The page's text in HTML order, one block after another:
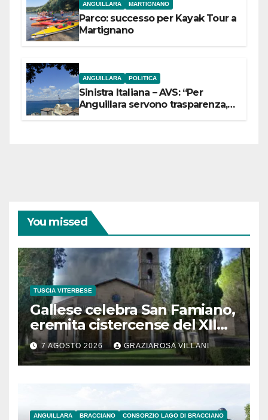
ANGUILLARA MARTIGNANO
Parco: successo per Kayak Tour a
Martignano
ANGUILLARA POLITICA
Sinistra Italiana – AVS: “Per
Anguillara servono trasparenza,
You missed
TUSCIA VITERBESE
Gallese celebra San Famiano,
eremita cistercense del XII
secolo
7 AGOSTO 2026 GRAZIAROSA VILLANI
ANGUILLARA BRACCIANO
CONSORZIO LAGO DI BRACCIANO